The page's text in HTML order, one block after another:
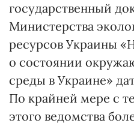
государственный
Министерства
ресурсов Украины
о состоянии
среды в Украине»
По крайней мере с
этого ведомства